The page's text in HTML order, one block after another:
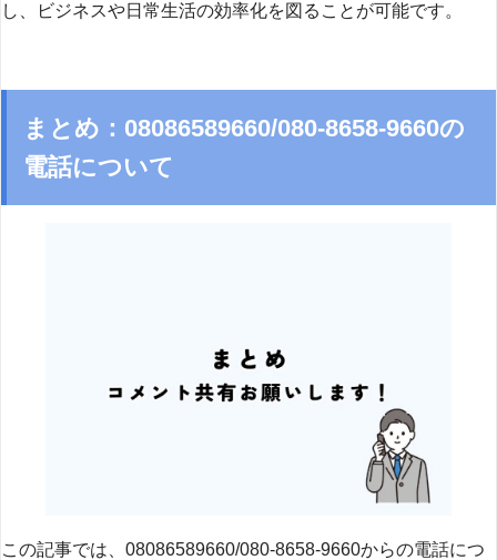
し、ビジネスや日常生活の効率化を図ることが可能です。
まとめ：08086589660/080-8658-9660の
電話について
この記事では、08086589660/080-8658-9660からの電話につ